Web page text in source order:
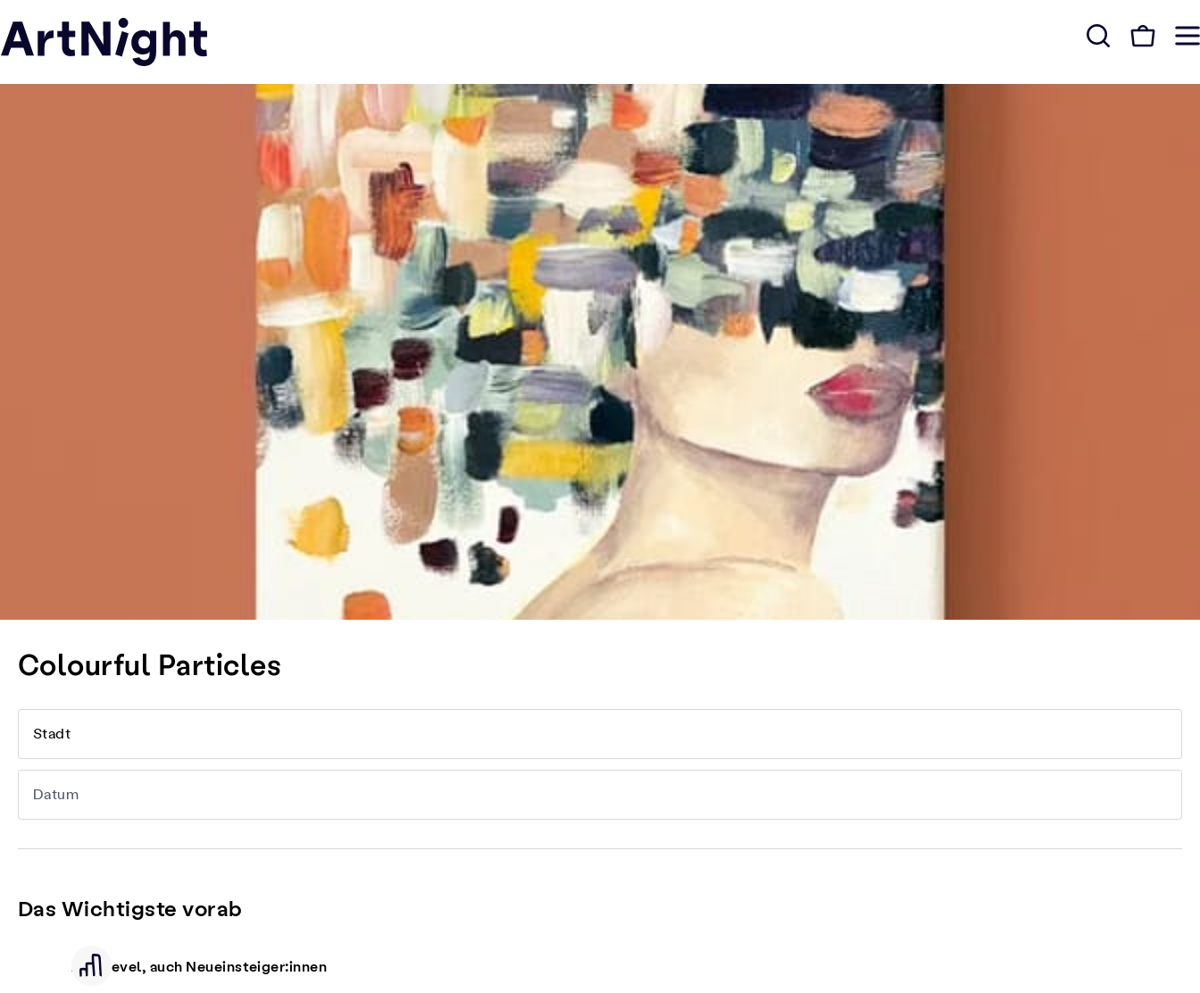
Colourful Particles
Stadt
Datum
Das Wichtigste vorab
Alle Level, auch Neueinsteiger:innen